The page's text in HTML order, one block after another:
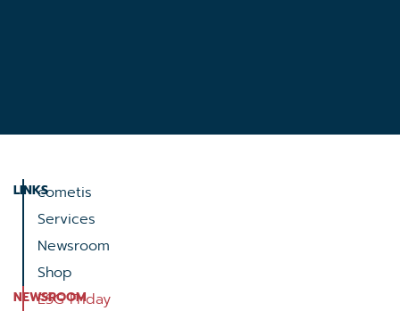
LINKScometis
Services
Newsroom
Shop
NEWSROOM
ESG Friday